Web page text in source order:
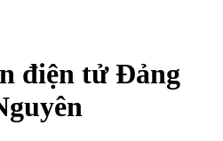
điện tử Đảng